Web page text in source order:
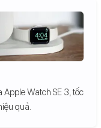
Watch SE 3, tốc
quả.